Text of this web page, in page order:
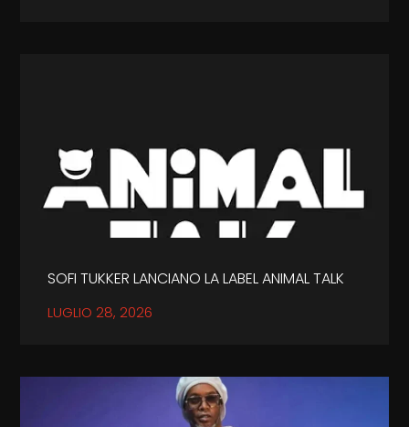
SOFI TUKKER LANCIANO LA LABEL ANIMAL TALK
LUGLIO 28, 2026